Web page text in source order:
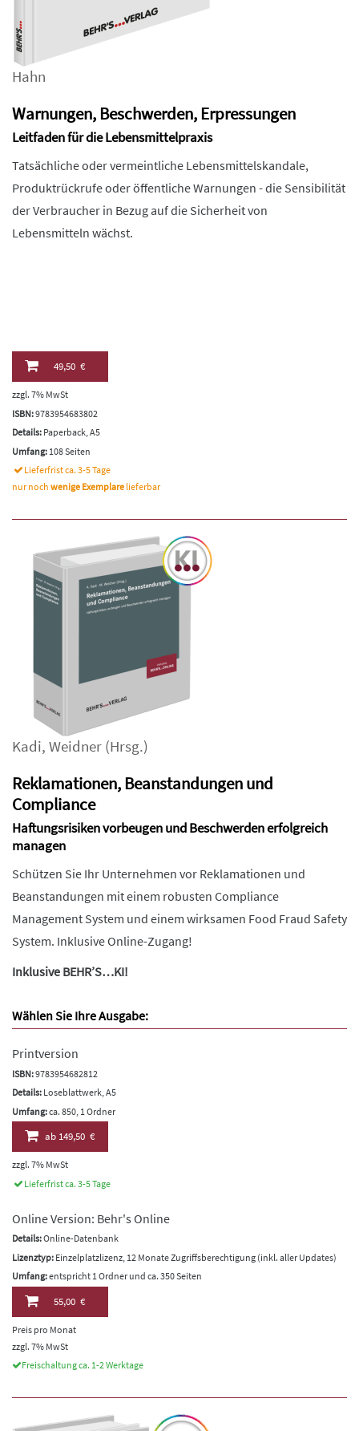
Hahn
Warnungen, Beschwerden, Erpressungen
Leitfaden für die Lebensmittelpraxis
Tatsächliche oder vermeintliche Lebensmittelskandale,
Produktrückrufe oder öffentliche Warnungen - die Sensibilität
der Verbraucher in Bezug auf die Sicherheit von
Lebensmitteln wächst.
49,50 €
zzgl. 7% MwSt
ISBN:9783954683802
Details: Paperback, A5
Umfang: 108 Seiten
Lieferfrist ca. 3-5 Tage
nur noch wenige Exemplare lieferbar
Kadi, Weidner (Hrsg.)
Reklamationen, Beanstandungen und
Compliance
Haftungsrisiken vorbeugen und Beschwerden erfolgreich
managen
Schützen Sie Ihr Unternehmen vor Reklamationen und
Beanstandungen mit einem robusten Compliance
Management System und einem wirksamen Food Fraud Safety
System. Inklusive Online-Zugang!
Inklusive BEHR’S…KI!
Wählen Sie Ihre Ausgabe:
Printversion
ISBN:9783954682812
Details: Loseblattwerk, A5
Umfang:ca. 850, 1 Ordner
ab149,50 €
zzgl. 7% MwSt
Lieferfrist ca. 3-5 Tage
Online Version: Behr's Online
Details:Online-Datenbank
Lizenztyp: Einzelplatzlizenz, 12 Monate Zugriffsberechtigung (inkl. aller Updates)
Umfang:entspricht 1 Ordner und ca. 350 Seiten
55,00 €
Preis pro Monat
zzgl. 7% MwSt
Freischaltung ca. 1-2 Werktage